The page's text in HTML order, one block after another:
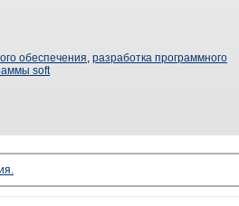
обеспечения, разработка программного
soft